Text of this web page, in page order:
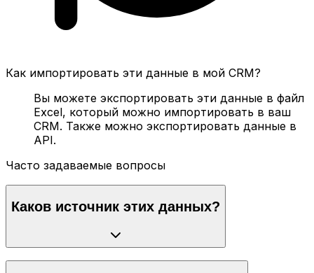
Как импортировать эти данные в мой CRM?
Вы можете экспортировать эти данные в файл
Excel, который можно импортировать в ваш
CRM. Также можно экспортировать данные в
API.
Часто задаваемые вопросы
Каков источник этих данных?